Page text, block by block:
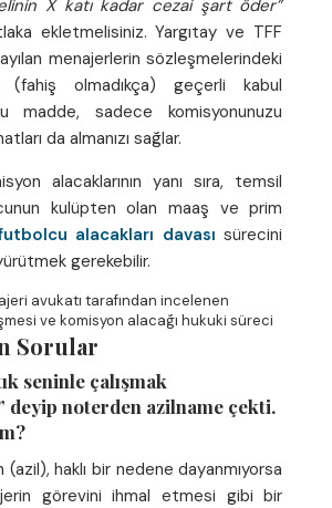
X katı kadar cezai şart öder”
ekletmelisiniz. Yargıtay ve TFF
menajerlerin sözleşmelerindeki
(fahiş olmadıkça) geçerli kabul
madde, sadece komisyonunuzu
da almanızı sağlar.
alacaklarının yanı sıra, temsil
kulüpten olan maaş ve prim
alacakları davası sürecini
gerekebilir.
Sorular
seninle çalışmak
deyip noterden azilname çekti.
(azil), haklı bir nedene dayanmıyorsa
görevini ihmal etmesi gibi bir